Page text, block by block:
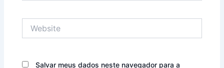
Salvar meus dados neste navegador para a